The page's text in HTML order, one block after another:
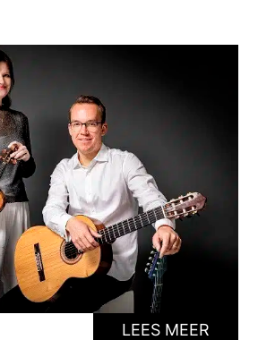
LEES MEER